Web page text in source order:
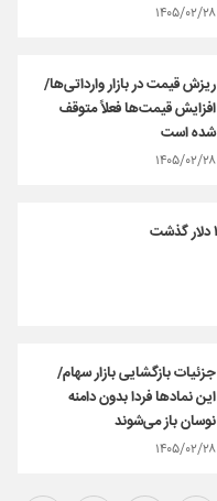
۱۴۰۵/۰۲/۲۸
ریزش قیمت‌ در بازار وارداتی‌ها/
افزایش قیمت‌ها فعلاً متوقف
شده است
۱۴۰۵/۰۲/۲۸
جزئیات بازگشایی بازار سهام/
این نمادها فردا بدون دامنه
نوسان باز می‌شوند
۱۴۰۵/۰۲/۲۸